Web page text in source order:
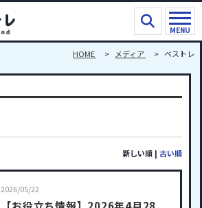
MENU
HOME メディア ベストレ
新しい順| 古い順
2026/05/22